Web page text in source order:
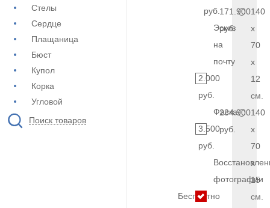
Стелы
Сердце
Плащаница
Бюст
Купол
Корка
Угловой
Поиск товаров
руб.
Эскиз
на
почту
2.000
руб.
Фаска
3.500
руб.
фотографии
Бесплатно
171.900
руб.
140
x
70
x
12
см.
234.900
руб.
140
x
70
x
15
см.